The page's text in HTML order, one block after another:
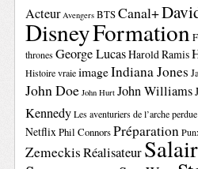
Acteur Avengers BTSCanal+
DisneyFormation
thrones George LucasHarold Ramis
Histoire vraie imageIndiana Jones
John Doe John Hurt John Williams
Kennedy Les aventuriers de l’arche perdue
NetflixPhil ConnorsPréparation
ZemeckisRéalisateur